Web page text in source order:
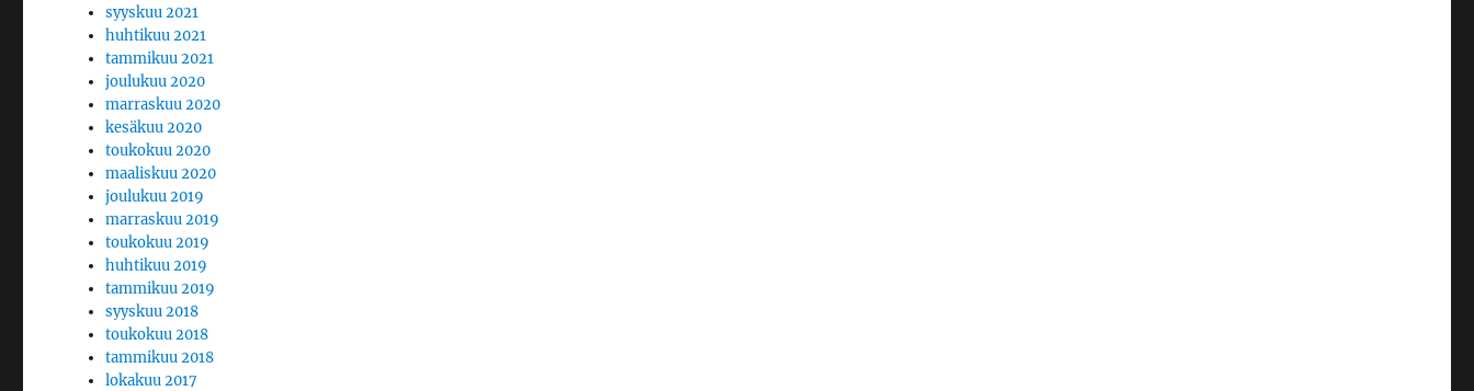
syyskuu 2021
huhtikuu 2021
tammikuu 2021
joulukuu 2020
marraskuu 2020
kesäkuu 2020
toukokuu 2020
maaliskuu 2020
joulukuu 2019
marraskuu 2019
toukokuu 2019
huhtikuu 2019
tammikuu 2019
syyskuu 2018
toukokuu 2018
tammikuu 2018
lokakuu 2017